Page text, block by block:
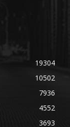
19304
10502
7936
4552
3693